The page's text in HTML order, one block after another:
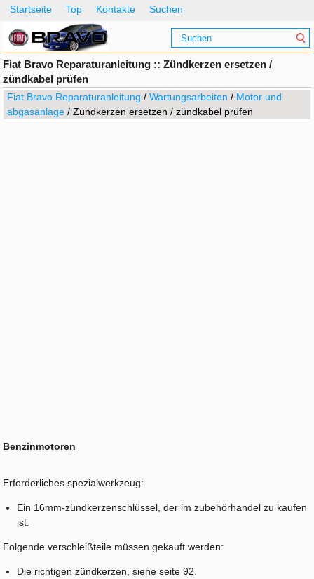
Startseite Top Kontakte Suchen
Fiat Bravo Reparaturanleitung :: Zündkerzen ersetzen /
zündkabel prüfen
Fiat Bravo Reparaturanleitung /Wartungsarbeiten / Motor und
abgasanlage / Zündkerzen ersetzen / zündkabel prüfen
Benzinmotoren
Erforderliches spezialwerkzeug:
Ein 16mm-zündkerzenschlüssel, der im zubehörhandel zu kaufen
ist.
Folgende verschleißteile müssen gekauft werden:
Die richtigen zündkerzen, siehe seite 92.